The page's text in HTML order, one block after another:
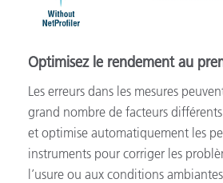
Optimisez le rendement au
Les erreurs dans les mesures
grand nombre de facteurs
et optimise automatiquement les
instruments pour corriger les
l’usure ou aux conditions